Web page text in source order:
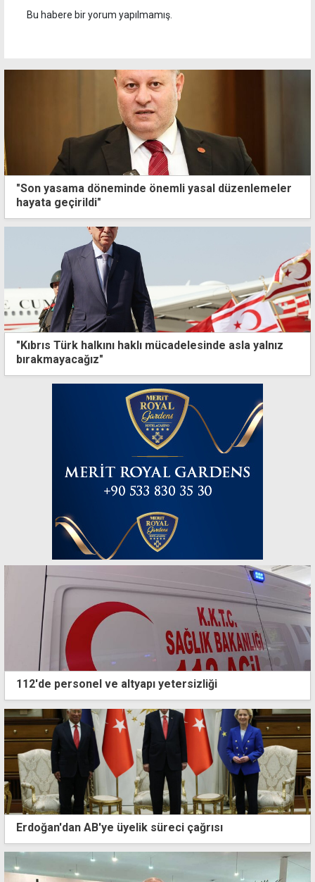
Bu habere bir yorum yapılmamış.
"Son yasama döneminde önemli yasal düzenlemeler
hayata geçirildi"
"Kıbrıs Türk halkını haklı mücadelesinde asla yalnız
bırakmayacağız"
112'de personel ve altyapı yetersizliği
Erdoğan'dan AB'ye üyelik süreci çağrısı